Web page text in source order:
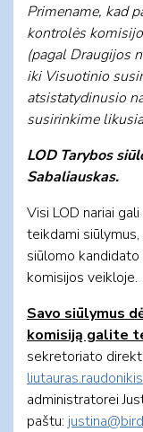
Primename, kad
kontrolės
(pagal Draugijos
iki Visuotinio
atsistatydinusio
susirinkime
LOD Tarybos
Sabaliauskas.
Visi LOD nariai
teikdami
siūlomo
komisijos veikloje.
Savo siūlymus
komisiją galite
sekretoriato
administratorei
paštu: